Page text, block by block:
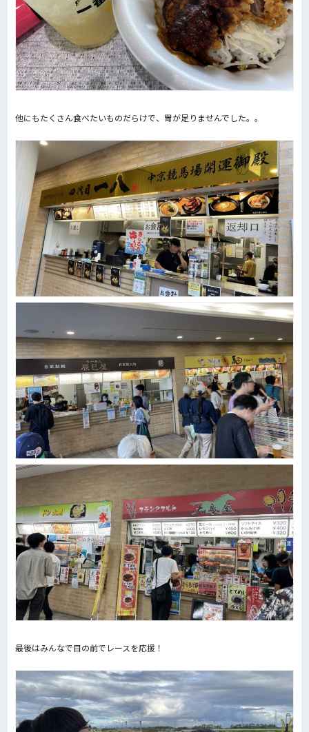
他にもたくさん食べたいものだらけで、胃が足りませんでした。。
最後はみんなで目の前でレースを応援！